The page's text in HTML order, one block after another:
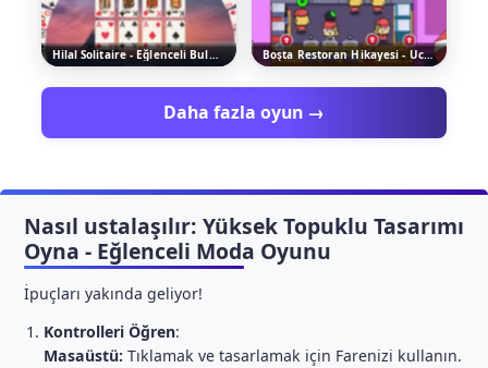
Hilal Solitaire - Eğlenceli Bulmaca Oyunu Boşta Restoran Hikayesi - Ücretsiz Online Oyna
Daha fazla oyun →
Nasıl ustalaşılır: Yüksek Topuklu Tasarımı
Oyna - Eğlenceli Moda Oyunu
İpuçları yakında geliyor!
Kontrolleri Öğren:
Masaüstü: Tıklamak ve tasarlamak için Farenizi kullanın.